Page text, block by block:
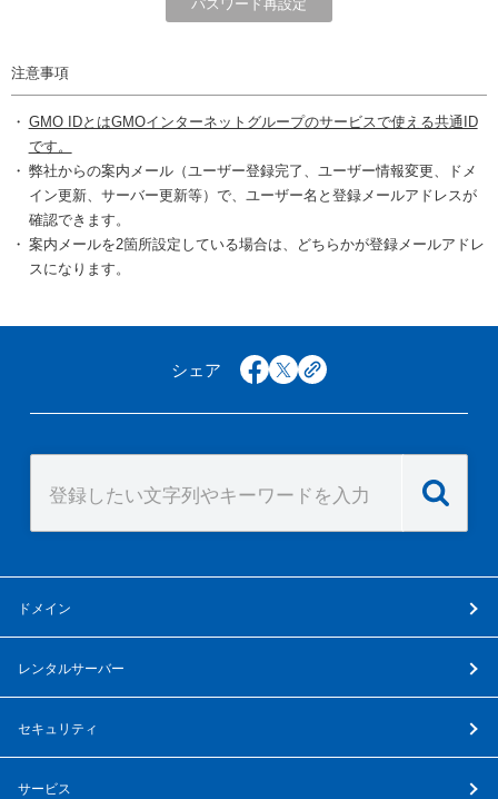
注意事項
GMO IDとはGMOインターネットグループのサービスで使える共通ID
です。
弊社からの案内メール（ユーザー登録完了、ユーザー情報変更、ドメ
イン更新、サーバー更新等）で、ユーザー名と登録メールアドレスが
確認できます。
案内メールを2箇所設定している場合は、どちらかが登録メールアドレ
スになります。
シェア facebook
x copy
ドメイン
レンタルサーバー
セキュリティ
サービス